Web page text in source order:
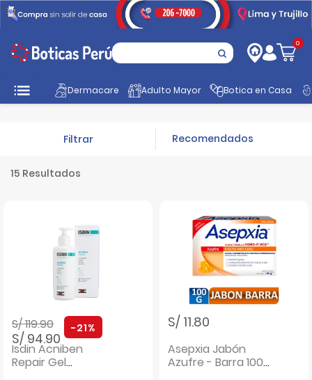
0
Dermacare Adulto Mayor Botica en Casa
Inicio Cuidado Personal Facial
15 Resultados
Filtrar
Precio rebajado de
S/ 119.90a
S/ 94.90
-21%
Isdin Acniben
Repair Gel
S/ 11.80
Asepxia Jabón
Azufre - Barra 100